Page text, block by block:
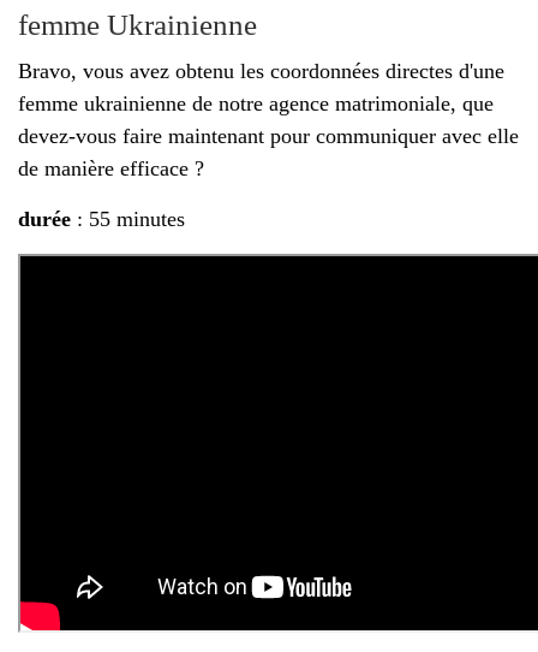
femme Ukrainienne
Bravo, vous avez obtenu les coordonnées directes d'une
femme ukrainienne de notre agence matrimoniale, que
devez-vous faire maintenant pour communiquer avec elle
de manière efficace ?
durée : 55 minutes